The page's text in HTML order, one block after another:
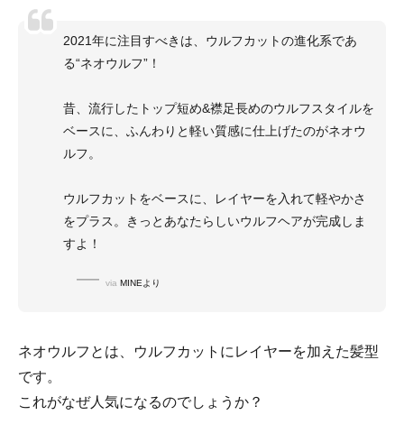
2021年に注目すべきは、ウルフカットの進化系であ
る“ネオウルフ”！
昔、流行したトップ短め&襟足長めのウルフスタイルを
ベースに、ふんわりと軽い質感に仕上げたのがネオウ
ルフ。
ウルフカットをベースに、レイヤーを入れて軽やかさ
をプラス。きっとあなたらしいウルフヘアが完成しま
すよ！
via MINEより
ネオウルフとは、ウルフカットにレイヤーを加えた髪型
です。
これがなぜ人気になるのでしょうか？